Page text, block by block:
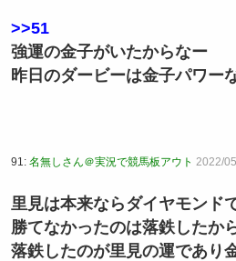
>>51
強運の金子がいたからなー
昨日のダービーは金子パワー
91: 名無しさん＠実況で競馬板アウト 2022/
里見は本来ならダイヤモンド
勝てなかったのは落鉄したか
落鉄したのが里見の運であり